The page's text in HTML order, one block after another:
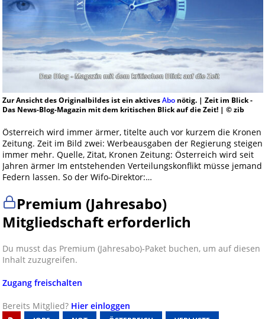
Zur Ansicht des Originalbildes ist ein aktivesAbonötig. | Zeit im Blick -
Das News-Blog-Magazin mit dem kritischen Blick auf die Zeit! | © zib
Österreich wird immer ärmer, titelte auch vor kurzem die Kronen
Zeitung. Zeit im Bild zwei: Werbeausgaben der Regierung steigen
immer mehr. Quelle, Zitat, Kronen Zeitung: Österreich wird seit
Jahren ärmer Im entstehenden Verteilungskonflikt müsse jemand
Federn lassen. So der Wifo-Direktor:…
Premium (Jahresabo)
Mitgliedschaft erforderlich
Du musst das Premium (Jahresabo)-Paket buchen, um auf diesen
Inhalt zuzugreifen.
Zugang freischalten
Bereits Mitglied? Hier einloggen